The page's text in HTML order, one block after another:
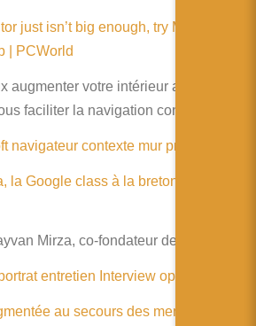
just isn’t big enough, try Microsoft’s
| PCWorld
augmenter votre intérieur avec sa
faciliter la navigation contextuelle
navigateur contexte mur projection
la Google class à la bretonne –
Mirza, co-fondateur de Optivent
entretien Interview optivent
au secours des membres